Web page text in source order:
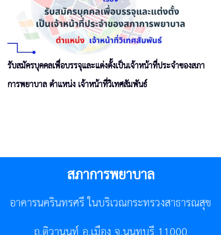
รับสมัครบุคคลเพื่อบรรจุและแต่งตั้งเป็นเจ้าหน้าที่ประจำของสภา
การพยาบาล ตำแหน่ง เจ้าหน้าที่วิเทศสัมพันธ์
สภาการพยาบาล
อาคารนครินทรศรี ในบริเวณกระทรวงสาธารณสุข